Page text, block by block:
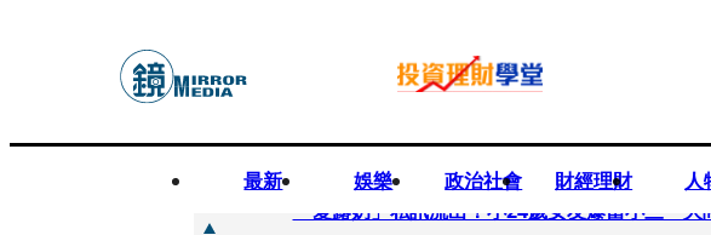
最新 娛樂 政治社會 財經理財 人
快訊
「愛露奶」私訊流出！小24歲女友爆當小三「